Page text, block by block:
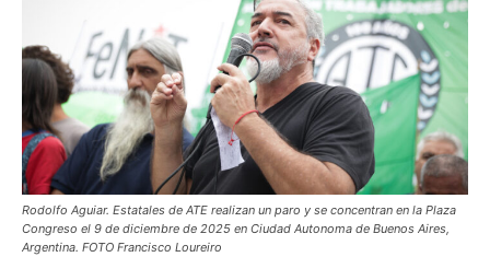
Rodolfo Aguiar. Estatales de ATE realizan un paro y se concentran en la Plaza
Congreso el 9 de diciembre de 2025 en Ciudad Autonoma de Buenos Aires,
Argentina. FOTO Francisco Loureiro